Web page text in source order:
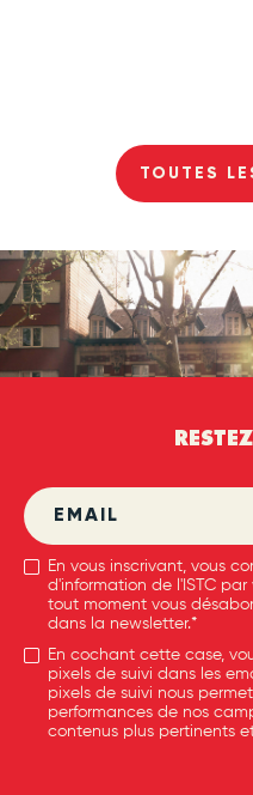
TOUTES
En vous inscrivant, vous
d'information de l'ISTC
tout moment vous
dans la newsletter.*
En cochant cette case,
pixels de suivi dans les
pixels de suivi nous
performances de nos
contenus plus pertinents